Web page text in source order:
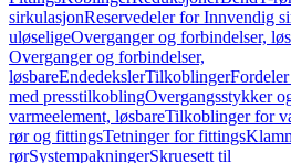
sirkulasjonReservedeler for Innvendig
uløseligeOverganger og forbindelser,
Overganger og forbindelser,
løsbareEndedekslerTilkoblinger
med presstilkoblingOvergangsstykker
varmeelement, løsbareTilkoblinger for
rør og fittingsTetninger for fittings
rørSystempakningerSkruesett til